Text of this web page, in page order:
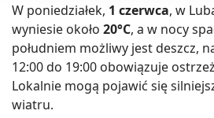
W poniedziałek, 1 czerwca, w
wyniesie około 20°C, a w nocy
południem możliwy jest deszcz,
12:00 do 19:00 obowiązuje
Lokalnie mogą pojawić się
wiatru.